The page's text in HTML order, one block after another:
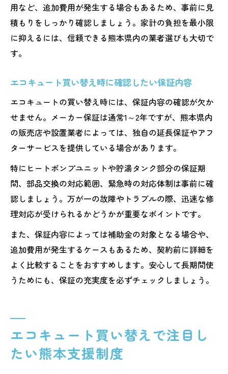
用など、追加費用が発生する場合もあるため、事前に見
積もりをしっかり確認しましょう。家計の負担を最小限
に抑えるには、信頼できる熊本県内の業者選びも大切で
す。
エコキュート買い替え時に確認したい保証内容
エコキュートの買い替え時には、保証内容の確認が欠か
せません。メーカー保証は通常1～2年ですが、熊本県内
の販売店や設置業者によっては、独自の延長保証やアフ
ターサービスを提供している場合があります。
特にヒートポンプユニットや貯湯タンク部分の保証期
間、部品交換の対応範囲、緊急時の対応体制は事前に確
認しましょう。万が一の故障やトラブルの際、迅速な修
理対応が受けられるかどうかが重要なポイントです。
また、保証内容によっては補助金の対象となる場合や、
追加費用が発生するケースもあるため、契約前に詳細を
よく比較することをおすすめします。安心して長期間使
うためにも、保証の充実度を必ずチェックしましょう。
エコキュート買い替えで注目し
たい熊本支援制度